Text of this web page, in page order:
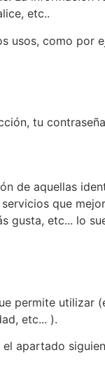
etc..
usos, como por
tu
de aquellas
que
gusta, etc... lo
permite utilizar
etc... ).
apartado